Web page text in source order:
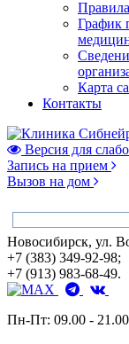
График
Карта
Контакты
Версия для
Запись на прием
Вызов на дом
Новосибирск, ул.
+7 (383) 349-92-98;
+7 (913) 983-68-49.
Пн-Пт: 09.00 -